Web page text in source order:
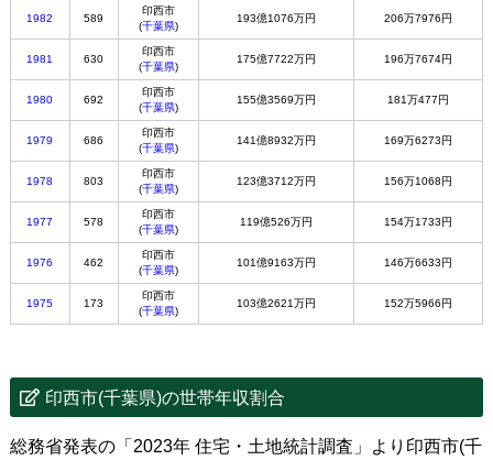
1982 589
印西市
(千葉県)
193億1076万円 206万7976円
1981 630
印西市
(千葉県)
175億7722万円 196万7674円
1980 692
印西市
(千葉県)
155億3569万円 181万477円
1979 686
印西市
(千葉県)
141億8932万円 169万6273円
1978 803
印西市
(千葉県)
123億3712万円 156万1068円
1977 578
印西市
(千葉県)
119億526万円 154万1733円
1976 462
印西市
(千葉県)
101億9163万円 146万6633円
1975 173
印西市
(千葉県)
103億2621万円 152万5966円
印西市(千葉県)の世帯年収割合
総務省発表の「2023年 住宅・土地統計調査」より印西市(千